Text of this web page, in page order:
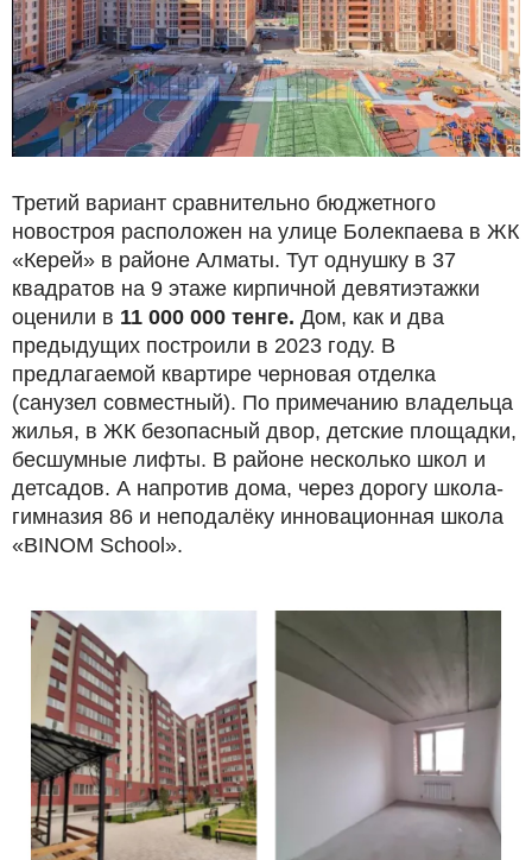
Третий вариант сравнительно бюджетного
новостроя расположен на улице Болекпаева в ЖК
«Керей» в районе Алматы. Тут однушку в 37
квадратов на 9 этаже кирпичной девятиэтажки
оценили в 11 000 000 тенге. Дом, как и два
предыдущих построили в 2023 году. В
предлагаемой квартире черновая отделка
(санузел совместный). По примечанию владельца
жилья, в ЖК безопасный двор, детские площадки,
бесшумные лифты. В районе несколько школ и
детсадов. А напротив дома, через дорогу школа-
гимназия 86 и неподалёку инновационная школа
«BINOM School».